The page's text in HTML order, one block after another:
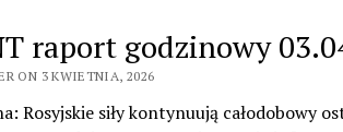
raport godzinowy
ON 3 KWIETNIA, 2026
Rosyjskie siły kontynuują całodobowy